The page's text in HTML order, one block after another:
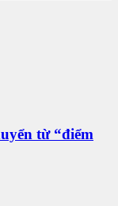
từ “điểm